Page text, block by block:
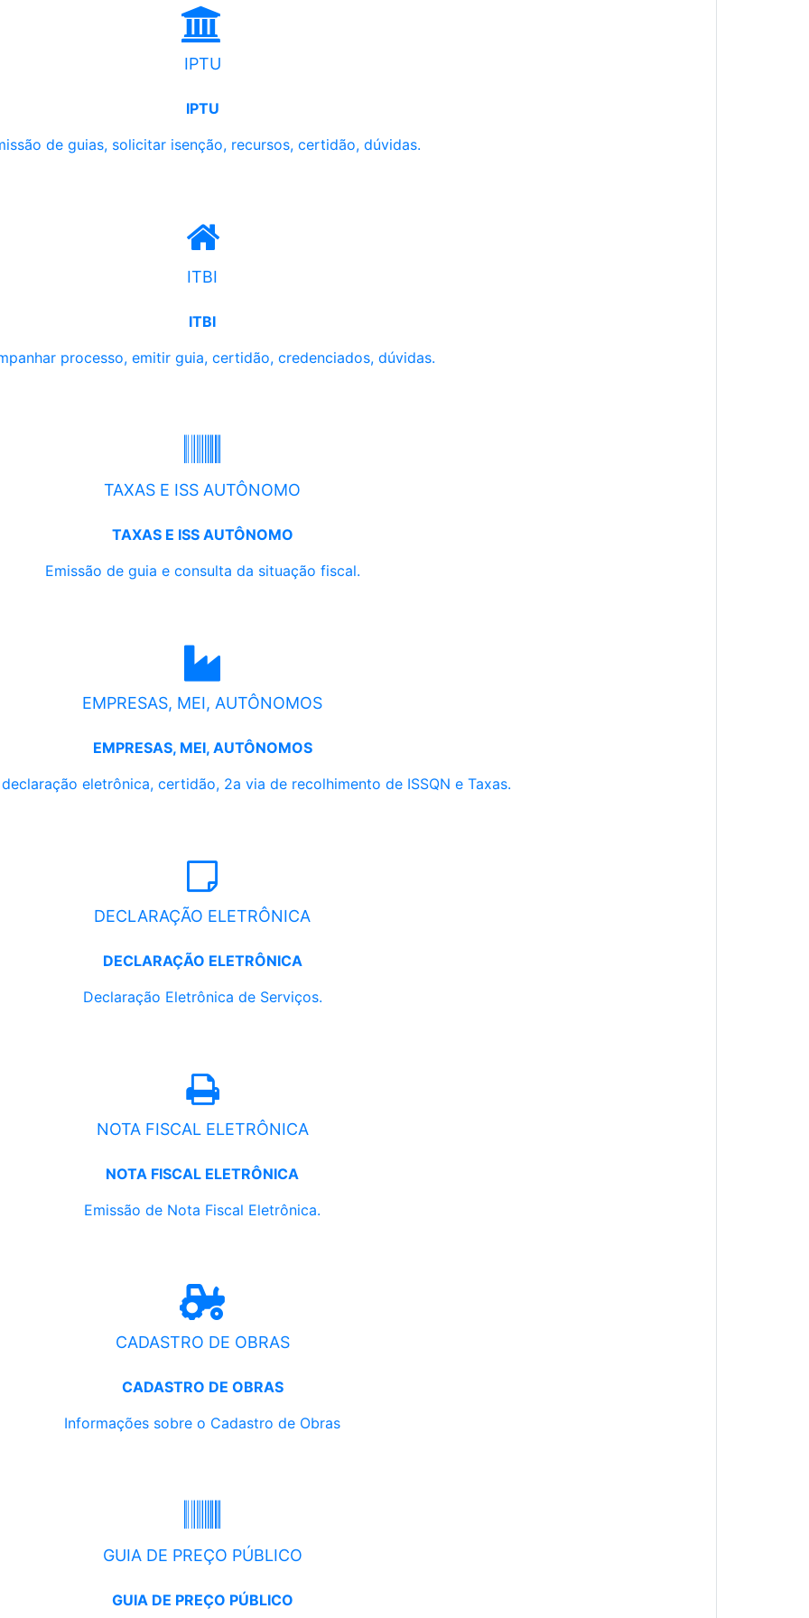
IPTU
IPTU
de guias, solicitar isenção, recursos, certidão, dúvidas.
ITBI
ITBI
processo, emitir guia, certidão, credenciados, dúvidas.
TAXAS E ISS AUTÔNOMO
TAXAS E ISS AUTÔNOMO
Emissão de guia e consulta da situação fiscal.
EMPRESAS, MEI, AUTÔNOMOS
EMPRESAS, MEI, AUTÔNOMOS
eletrônica, certidão, 2a via de recolhimento de ISSQN e Taxas.
DECLARAÇÃO ELETRÔNICA
DECLARAÇÃO ELETRÔNICA
Declaração Eletrônica de Serviços.
NOTA FISCAL ELETRÔNICA
NOTA FISCAL ELETRÔNICA
Emissão de Nota Fiscal Eletrônica.
CADASTRO DE OBRAS
CADASTRO DE OBRAS
Informações sobre o Cadastro de Obras
GUIA DE PREÇO PÚBLICO
GUIA DE PREÇO PÚBLICO